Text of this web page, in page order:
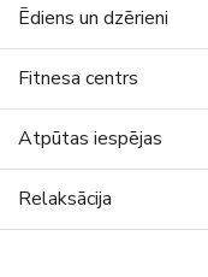
Ēdiens un dzērieni
Fitnesa centrs
Atpūtas iespējas
Relaksācija